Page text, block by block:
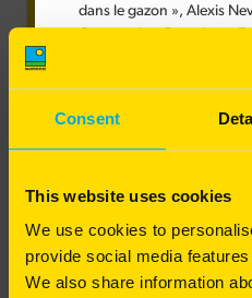
Consent
This website uses cookies
We use cookies to
provide social media
We also share information
Guide des solutions
Barenbrug
dans le gazon », Alexis
différentes interventions
Les interventions
préserver durablement la
d'optimiser les bénéfices
et de la fertilisation.
Pourquoi et comment